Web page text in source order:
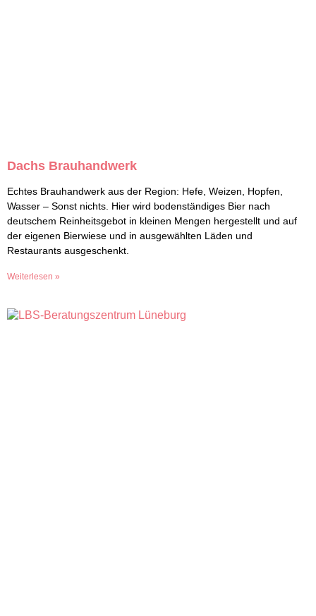
Dachs Brauhandwerk
Echtes Brauhandwerk aus der Region: Hefe, Weizen, Hopfen,
Wasser – Sonst nichts. Hier wird bodenständiges Bier nach
deutschem Reinheitsgebot in kleinen Mengen hergestellt und auf
der eigenen Bierwiese und in ausgewählten Läden und
Restaurants ausgeschenkt.
Weiterlesen »